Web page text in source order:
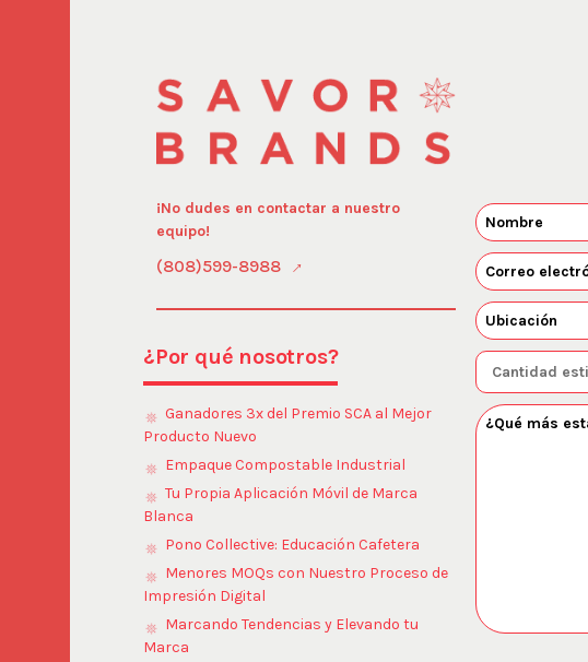
¡No dudes en contactar a nuestro
equipo!
(808)599-8988
¿Por qué nosotros?
Ganadores 3x del Premio SCA al Mejor
Producto Nuevo
Empaque Compostable Industrial
Tu Propia Aplicación Móvil de Marca
Blanca
Pono Collective: Educación Cafetera
Menores MOQs con Nuestro Proceso de
Impresión Digital
Marcando Tendencias y Elevando tu
Marca